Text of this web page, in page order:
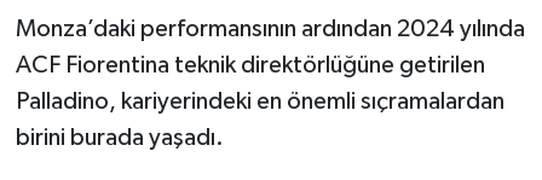
Monza’daki performansının ardından 2024 yılında
ACF Fiorentina teknik direktörlüğüne getirilen
Palladino, kariyerindeki en önemli sıçramalardan
birini burada yaşadı.